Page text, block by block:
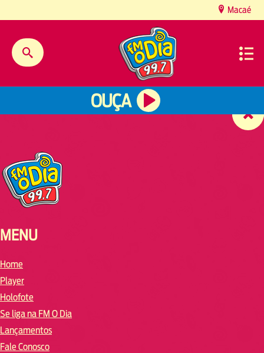
Macaé
OUÇA
MENU
Home
Player
Holofote
Se liga na FM O Dia
Lançamentos
Fale Conosco